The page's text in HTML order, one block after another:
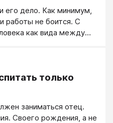
и разумными людьми.
его дело. Как минимум,
работы не боится. С
как вида между
только
заниматься отец.
Своего рождения, а не